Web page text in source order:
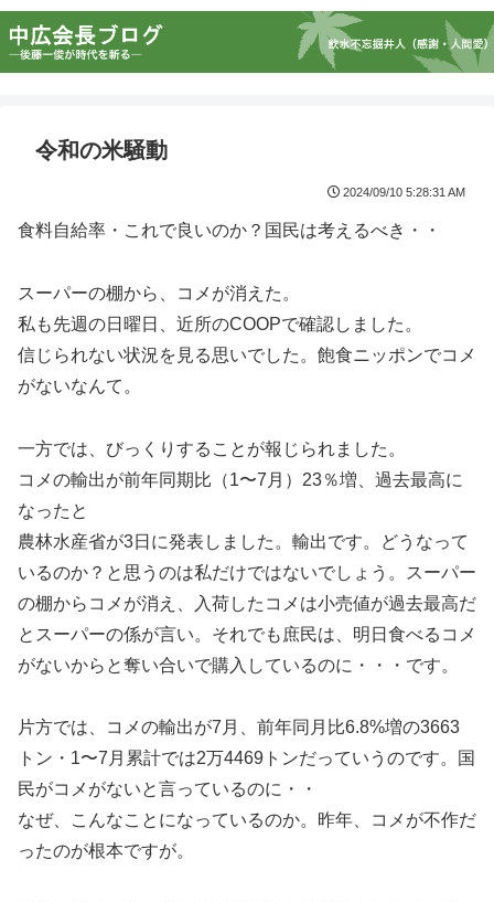
令和の米騒動
2024/09/10 5:28:31 AM
食料自給率・これで良いのか？国民は考えるべき・・
スーパーの棚から、コメが消えた。
私も先週の日曜日、近所のCOOPで確認しました。
信じられない状況を見る思いでした。飽食ニッポンでコメ
がないなんて。
一方では、びっくりすることが報じられました。
コメの輸出が前年同期比（1〜7月）23％増、過去最高に
なったと
農林水産省が3日に発表しました。輸出です。どうなって
いるのか？と思うのは私だけではないでしょう。スーパー
の棚からコメが消え、入荷したコメは小売値が過去最高だ
とスーパーの係が言い。それでも庶民は、明日食べるコメ
がないからと奪い合いで購入しているのに・・・です。
片方では、コメの輸出が7月、前年同月比6.8%増の3663
トン・1〜7月累計では2万4469トンだっていうのです。国
民がコメがないと言っているのに・・
なぜ、こんなことになっているのか。昨年、コメが不作だ
ったのが根本ですが。